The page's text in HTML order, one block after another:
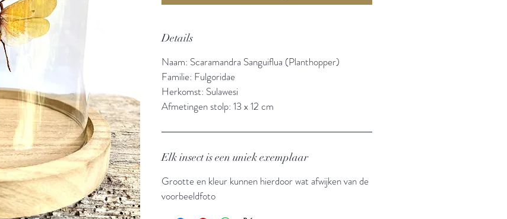
Details
Naam: Scaramandra Sanguiflua (Planthopper)
Familie: Fulgoridae
Herkomst: Sulawesi
Afmetingen stolp: 13 x 12 cm
Elk insect is een uniek exemplaar
Grootte en kleur kunnen hierdoor wat afwijken van de
voorbeeldfoto